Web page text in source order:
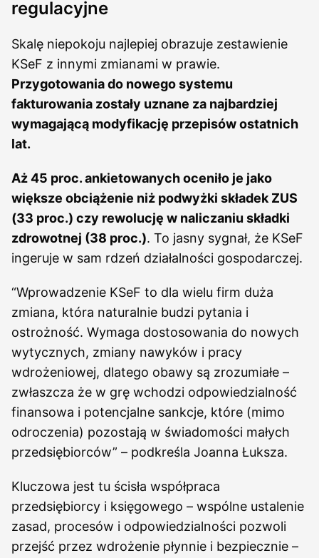
regulacyjne
Skalę niepokoju najlepiej obrazuje zestawienie
KSeF z innymi zmianami w prawie.
Przygotowania do nowego systemu
fakturowania zostały uznane za najbardziej
wymagającą modyfikację przepisów ostatnich
lat.
Aż 45 proc. ankietowanych oceniło je jako
większe obciążenie niż podwyżki składek ZUS
(33 proc.) czy rewolucję w naliczaniu składki
zdrowotnej (38 proc.). To jasny sygnał, że KSeF
ingeruje w sam rdzeń działalności gospodarczej.
“Wprowadzenie KSeF to dla wielu firm duża
zmiana, która naturalnie budzi pytania i
ostrożność. Wymaga dostosowania do nowych
wytycznych, zmiany nawyków i pracy
wdrożeniowej, dlatego obawy są zrozumiałe –
zwłaszcza że w grę wchodzi odpowiedzialność
finansowa i potencjalne sankcje, które (mimo
odroczenia) pozostają w świadomości małych
przedsiębiorców” – podkreśla Joanna Łuksza.
Kluczowa jest tu ścisła współpraca
przedsiębiorcy i księgowego – wspólne ustalenie
zasad, procesów i odpowiedzialności pozwoli
przejść przez wdrożenie płynnie i bezpiecznie –